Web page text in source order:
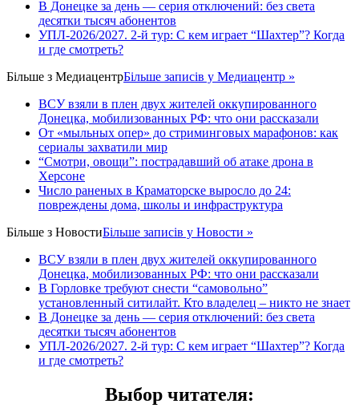
В Донецке за день — серия отключений: без света
десятки тысяч абонентов
УПЛ-2026/2027. 2-й тур: С кем играет “Шахтер”? Когда
и где смотреть?
Більше з МедиацентрБільше записів у Медиацентр »
ВСУ взяли в плен двух жителей оккупированного
Донецка, мобилизованных РФ: что они рассказали
От «мыльных опер» до стриминговых марафонов: как
сериалы захватили мир
“Смотри, овощи”: пострадавший об атаке дрона в
Херсоне
Число раненых в Краматорске выросло до 24:
повреждены дома, школы и инфраструктура
Більше з НовостиБільше записів у Новости »
ВСУ взяли в плен двух жителей оккупированного
Донецка, мобилизованных РФ: что они рассказали
В Горловке требуют снести “самовольно”
установленный ситилайт. Кто владелец – никто не знает
В Донецке за день — серия отключений: без света
десятки тысяч абонентов
УПЛ-2026/2027. 2-й тур: С кем играет “Шахтер”? Когда
и где смотреть?
Выбор читателя: